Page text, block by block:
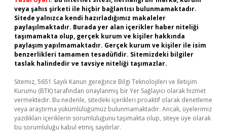
veya şahıs şirketi ile hiçbir bağlantısı bulunmamaktadır.
Sitede yalnızca kendi hazırladığımız makaleler
paylaşılmaktadır. Burada yer alan içerikler haber niteliği
taşımamakta olup, gerçek kurum ve kişiler hakkında
paylaşım yapılmamaktadır. Gerçek kurum ve kişiler ile isim
benzerlikleri tamamen tesadüfidir. Sitemizdeki bilgiler
taslak halindedir ve tavsiye niteliği taşımazlar.
Sitemiz, 5651 Sayılı Kanun gereğince Bilgi Teknolojileri ve İletişim
Kurumu (BTK) tarafından onaylanmış bir Yer Sağlayıcı olarak hizmet
vermektedir. Bu nedenle, sitedeki içerikleri proaktif olarak denetleme
veya araştırma yükümlülüğümüz bulunmamaktadır. Ancak, üyelerimiz
yazdıkları içeriklerin sorumluluğunu taşımakta olup, siteye üye olarak
bu sorumluluğu kabul etmiş sayılırlar.